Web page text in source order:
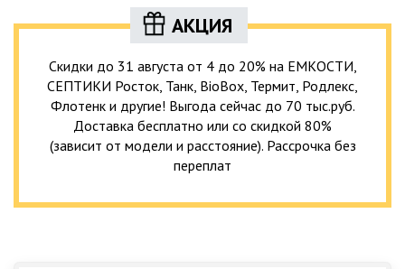
АКЦИЯ
Скидки до 31 августа от 4 до 20% на ЕМКОСТИ,
СЕПТИКИ Росток, Танк, BioBox, Термит, Родлекс,
Флотенк и другие! Выгода сейчас до 70 тыс.руб.
Доставка бесплатно или со скидкой 80%
(зависит от модели и расстояние). Рассрочка без
переплат